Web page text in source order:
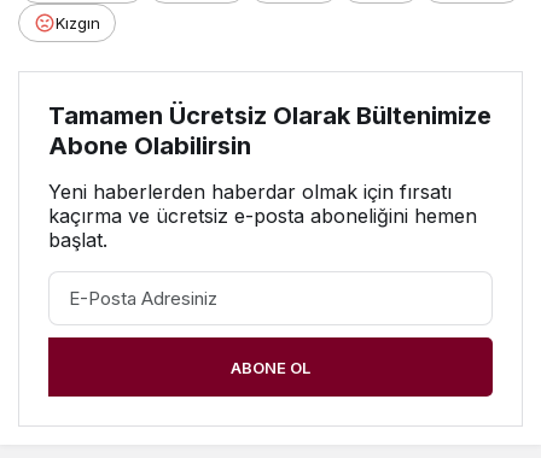
Kızgın
Tamamen Ücretsiz Olarak Bültenimize
Abone Olabilirsin
Yeni haberlerden haberdar olmak için fırsatı
kaçırma ve ücretsiz e-posta aboneliğini hemen
başlat.
ABONE OL